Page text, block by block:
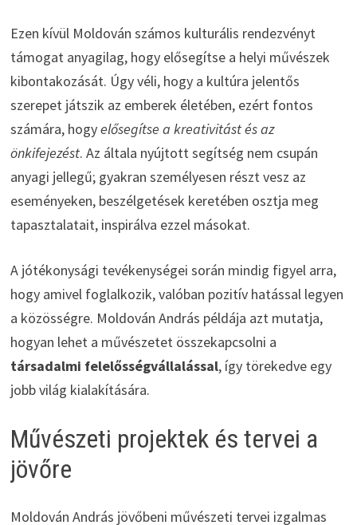
Ezen kívül Moldován számos kulturális rendezvényt
támogat anyagilag, hogy elősegítse a helyi művészek
kibontakozását. Úgy véli, hogy a kultúra jelentős
szerepet játszik az emberek életében, ezért fontos
számára, hogyelősegítse a kreativitást és az
önkifejezést. Az általa nyújtott segítség nem csupán
anyagi jellegű; gyakran személyesen részt vesz az
eseményeken, beszélgetések keretében osztja meg
tapasztalatait, inspirálva ezzel másokat.
A jótékonysági tevékenységei során mindig figyel arra,
hogy amivel foglalkozik, valóban pozitív hatással legyen
a közösségre. Moldován András példája azt mutatja,
hogyan lehet a művészetet összekapcsolni a
társadalmi felelősségvállalással, így törekedve egy
jobb világ kialakítására.
Művészeti projektek és tervei a
jövőre
Moldován András jövőbeni művészeti tervei izgalmas